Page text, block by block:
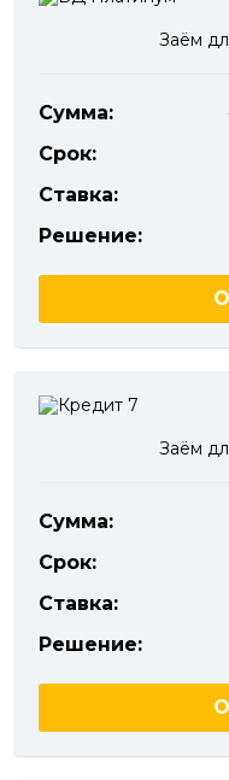
Заём
Сумма:
Срок:
Ставка:
Решение:
Заём
Сумма:
Срок:
Ставка:
Решение: